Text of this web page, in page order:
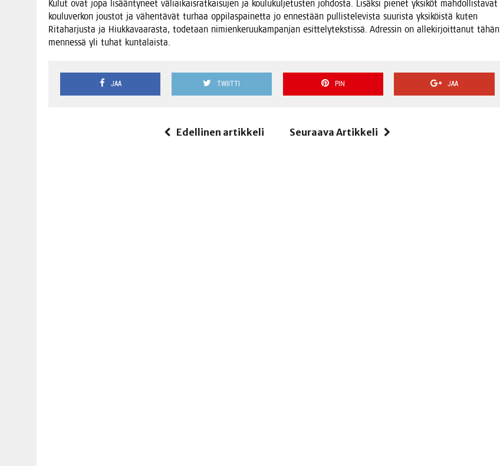
Kulut ovat jopa lisään­ty­neet väliai­kais­rat­kai­su­jen ja kou­lu­kul­je­tus­ten joh­dos­ta. Lisäk­si pie­net yksi­köt mah­dol­lis­ta­vat
kou­lu­ver­kon jous­tot ja vähen­tä­vät tur­haa oppi­las­pai­net­ta jo ennes­tään pul­lis­te­le­vis­ta suu­ris­ta yksi­köis­tä kuten
Rita­har­jus­ta ja Hiuk­ka­vaa­ras­ta, tode­taan nimien­ke­ruu­kam­pan­jan esit­te­ly­teks­tis­sä. Adres­sin on alle­kir­joit­ta­nut tähän
men­nes­sä yli tuhat kuntalaista.
JAA TWIITTI PIN JAA
Edellinen artikkeli Seuraava Artikkeli